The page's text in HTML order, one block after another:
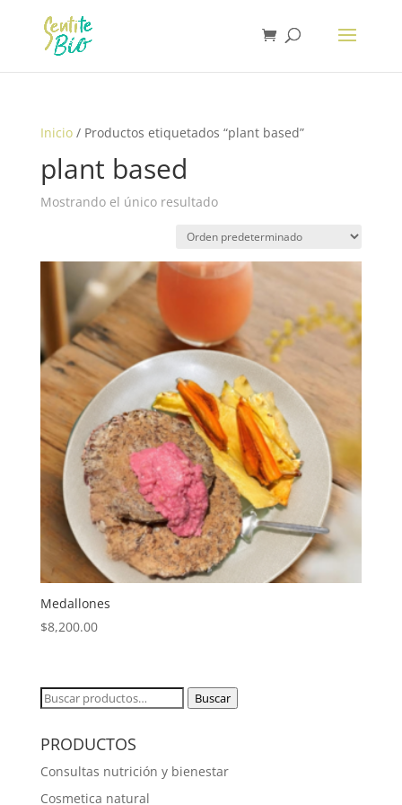
Inicio/ Productos etiquetados “plant based”
plant based
Mostrando el único resultado
Medallones
$8,200.00
Buscar
Buscar
PRODUCTOS
Consultas nutrición y bienestar
Cosmetica natural